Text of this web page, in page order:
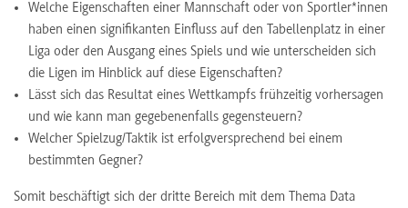
Welche Eigenschaften einer Mannschaft oder von Sportler*innen
haben einen signifikanten Einfluss auf den Tabellenplatz in einer
Liga oder den Ausgang eines Spiels und wie unterscheiden sich
die Ligen im Hinblick auf diese Eigenschaften?
Lässt sich das Resultat eines Wettkampfs frühzeitig vorhersagen
und wie kann man gegebenenfalls gegensteuern?
Welcher Spielzug/Taktik ist erfolgversprechend bei einem
bestimmten Gegner?
Somit beschäftigt sich der dritte Bereich mit dem Thema Data